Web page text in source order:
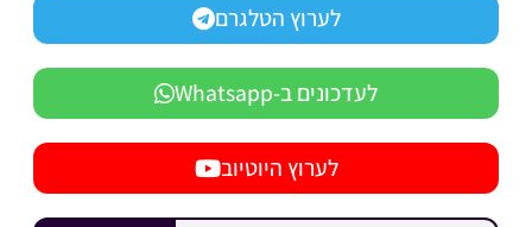
לערוץ הטלגרם
לעדכונים ב-Whatsapp
לערוץ היוטיוב